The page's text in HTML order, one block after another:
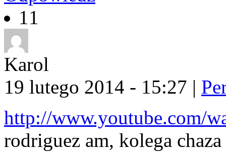
11
Karol
19 lutego 2014 - 15:27 |
http://www.youtube.com/
rodriguez am, kolega